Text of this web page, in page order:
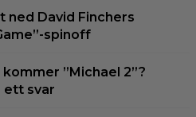
ned David Finchers
spinoff
kommer ”Michael 2”?
ett svar